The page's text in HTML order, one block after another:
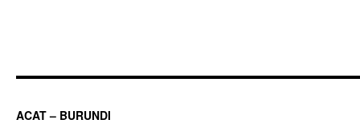
ACAT – BURUNDI